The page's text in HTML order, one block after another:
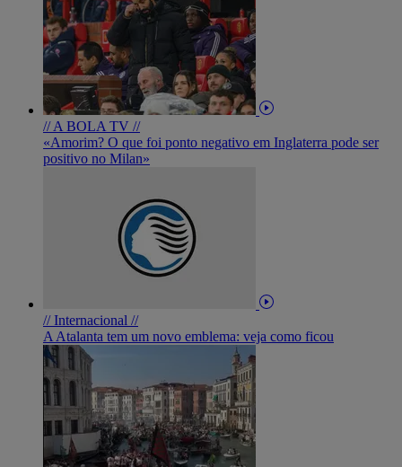
// A BOLA TV //
«Amorim? O que foi ponto negativo em Inglaterra pode ser
positivo no Milan»
// Internacional //
A Atalanta tem um novo emblema: veja como ficou